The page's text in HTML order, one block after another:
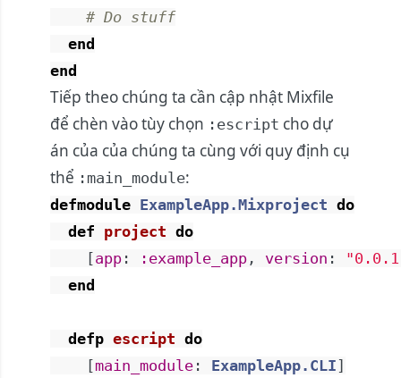
# Do stuff
end
end
Tiếp theo chúng ta cần cập nhật Mixfile
để chèn vào tùy chọn :escript cho dự
án của của chúng ta cùng với quy định cụ
thể :main_module:
defmodule ExampleApp.Mixproject do
def project do
[app : :example_app , version :
end
defp escript do
[main_module : ExampleApp.CLI]